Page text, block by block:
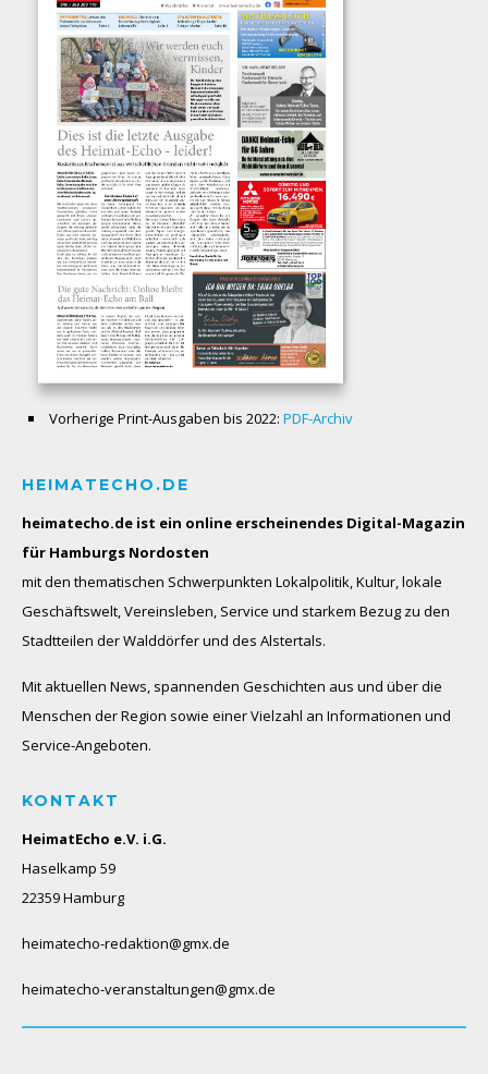
Vorherige Print-Ausgaben bis 2022: PDF-Archiv
HEIMATECHO.DE
heimatecho.de ist ein online erscheinendes Digital-Magazin
für Hamburgs Nordosten
mit den thematischen Schwerpunkten Lokalpolitik, Kultur, lokale
Geschäftswelt, Vereinsleben, Service und starkem Bezug zu den
Stadtteilen der Walddörfer und des Alstertals.
Mit aktuellen News, spannenden Geschichten aus und über die
Menschen der Region sowie einer Vielzahl an Informationen und
Service-Angeboten.
KONTAKT
HeimatEcho e.V. i.G.
Haselkamp 59
22359 Hamburg
heimatecho-redaktion@gmx.de
heimatecho-veranstaltungen@gmx.de